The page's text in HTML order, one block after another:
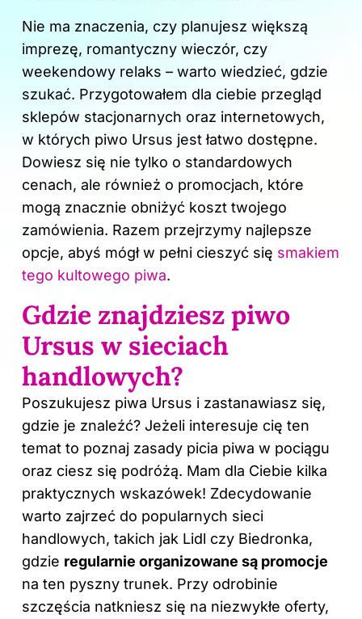
Nie ma znaczenia, czy planujesz większą
imprezę, romantyczny wieczór, czy
weekendowy relaks – warto wiedzieć, gdzie
szukać. Przygotowałem dla ciebie przegląd
sklepów stacjonarnych oraz internetowych,
w których piwo Ursus jest łatwo dostępne.
Dowiesz się nie tylko o standardowych
cenach, ale również o promocjach, które
mogą znacznie obniżyć koszt twojego
zamówienia. Razem przejrzymy najlepsze
opcje, abyś mógł w pełni cieszyć się smakiem
tego kultowego piwa.
Gdzie znajdziesz piwo
Ursus w sieciach
handlowych?
Poszukujesz piwa Ursus i zastanawiasz się,
gdzie je znaleźć? Jeżeli interesuje cię ten
temat to poznaj zasady picia piwa w pociągu
oraz ciesz się podróżą. Mam dla Ciebie kilka
praktycznych wskazówek! Zdecydowanie
warto zajrzeć do popularnych sieci
handlowych, takich jak Lidl czy Biedronka,
gdzie regularnie organizowane są promocje
na ten pyszny trunek. Przy odrobinie
szczęścia natkniesz się na niezwykłe oferty,